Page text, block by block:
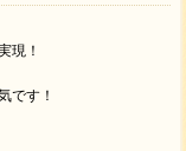
現！
です！